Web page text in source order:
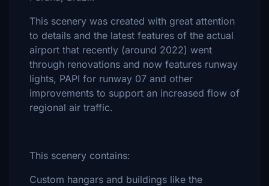
This scenery was created with great attention
to details and the latest features of the actual
airport that recently (around 2022) went
through renovations and now features runway
lights, PAPI for runway 07 and other
improvements to support an increased flow of
regional air traffic.
This scenery contains:
Custom hangars and buildings like the